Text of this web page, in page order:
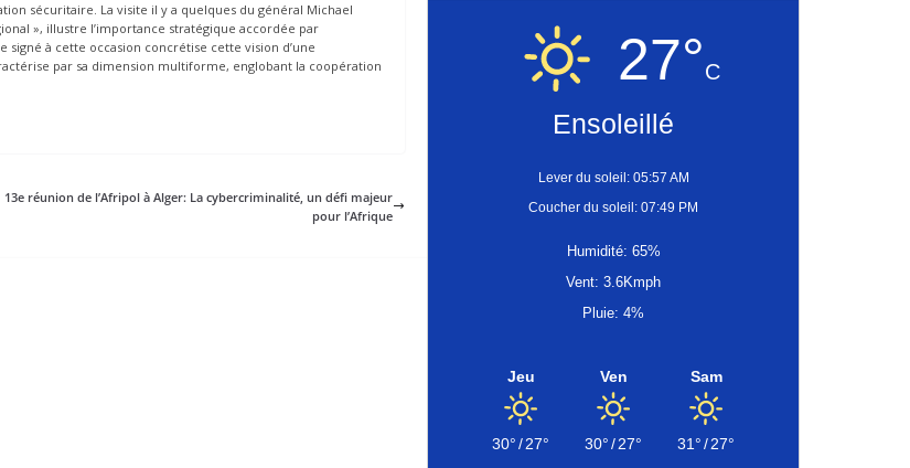
sécuritaire. La visite il y a quelques du général Michael
», illustre l’importance stratégique accordée par
à cette occasion concrétise cette vision d’une
par sa dimension multiforme, englobant la coopération
13e réunion de l’Afripol à Alger: La cybercriminalité, un défi majeur
pour l’Afrique
27°C
Ensoleillé
Lever du soleil: 05:57 AM
Coucher du soleil: 07:49 PM
Humidité: 65%
Vent: 3.6Kmph
Pluie: 4%
Jeu
30°/27°
Ven
30°/27°
Sam
31°/27°